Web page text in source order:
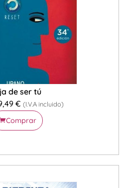
de ser tú
€ (I.V.A incluido)
Comprar